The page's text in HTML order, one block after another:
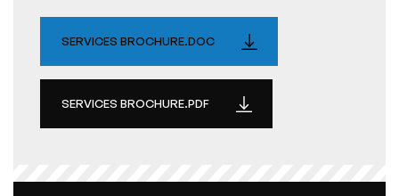
SERVICES BROCHURE.DOC
SERVICES BROCHURE.PDF